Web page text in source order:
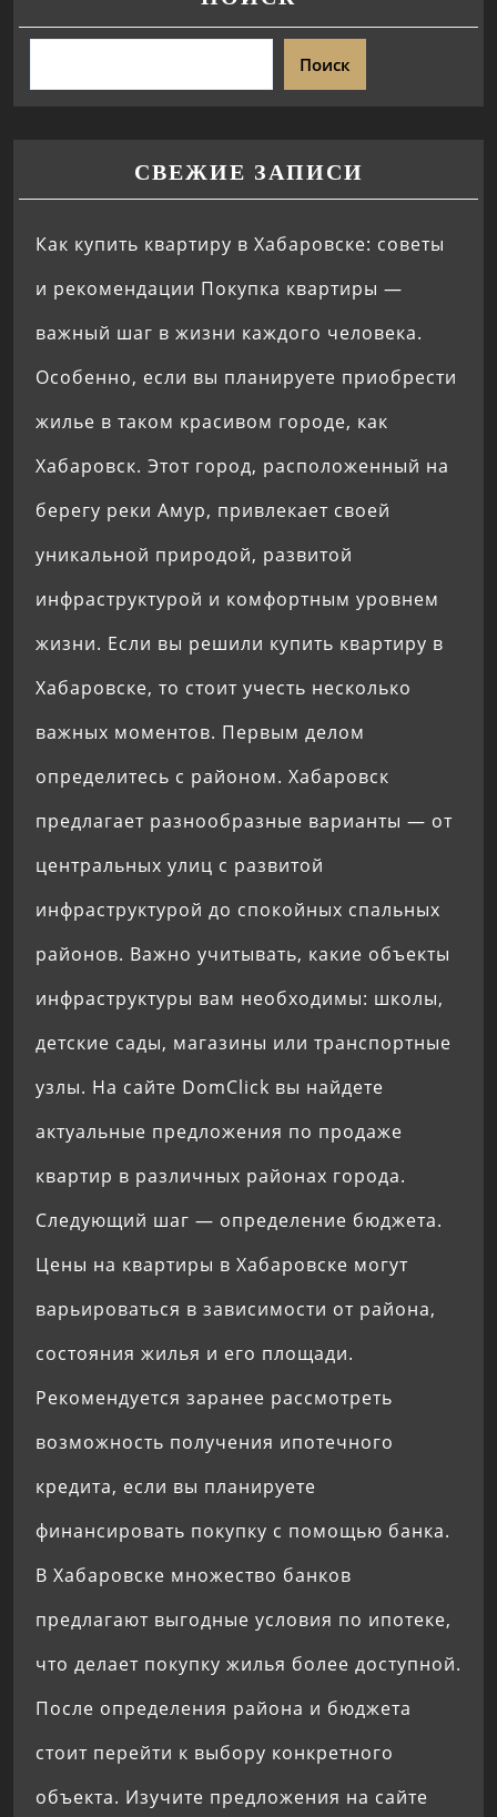
Поиск
СВЕЖИЕ ЗАПИСИ
Как купить квартиру в Хабаровске: советы
и рекомендации Покупка квартиры —
важный шаг в жизни каждого человека.
Особенно, если вы планируете приобрести
жилье в таком красивом городе, как
Хабаровск. Этот город, расположенный на
берегу реки Амур, привлекает своей
уникальной природой, развитой
инфраструктурой и комфортным уровнем
жизни. Если вы решили купить квартиру в
Хабаровске, то стоит учесть несколько
важных моментов. Первым делом
определитесь с районом. Хабаровск
предлагает разнообразные варианты — от
центральных улиц с развитой
инфраструктурой до спокойных спальных
районов. Важно учитывать, какие объекты
инфраструктуры вам необходимы: школы,
детские сады, магазины или транспортные
узлы. На сайте DomClick вы найдете
актуальные предложения по продаже
квартир в различных районах города.
Следующий шаг — определение бюджета.
Цены на квартиры в Хабаровске могут
варьироваться в зависимости от района,
состояния жилья и его площади.
Рекомендуется заранее рассмотреть
возможность получения ипотечного
кредита, если вы планируете
финансировать покупку с помощью банка.
В Хабаровске множество банков
предлагают выгодные условия по ипотеке,
что делает покупку жилья более доступной.
После определения района и бюджета
стоит перейти к выбору конкретного
объекта. Изучите предложения на сайте